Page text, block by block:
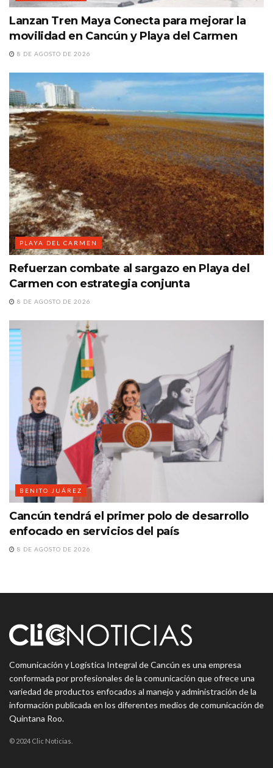
Lanzan Tren Maya Conecta para mejorar la
movilidad en Cancún y Playa del Carmen
8 DE AGOSTO DE 2026
PLAYA DEL CARMEN
Refuerzan combate al sargazo en Playa del
Carmen con estrategia conjunta
8 DE AGOSTO DE 2026
BENITO JUÁREZ
Cancún tendrá el primer polo de desarrollo
enfocado en servicios del país
8 DE AGOSTO DE 2026
Comunicación y Logística Integral de Cancún es una empresa
conformada por profesionales de la comunicación que ofrece una
variedad de productos enfocados al manejo y administración de la
información publicada en los diferentes medios de comunicación de
Quintana Roo.
© 2024 Clic Noticias.